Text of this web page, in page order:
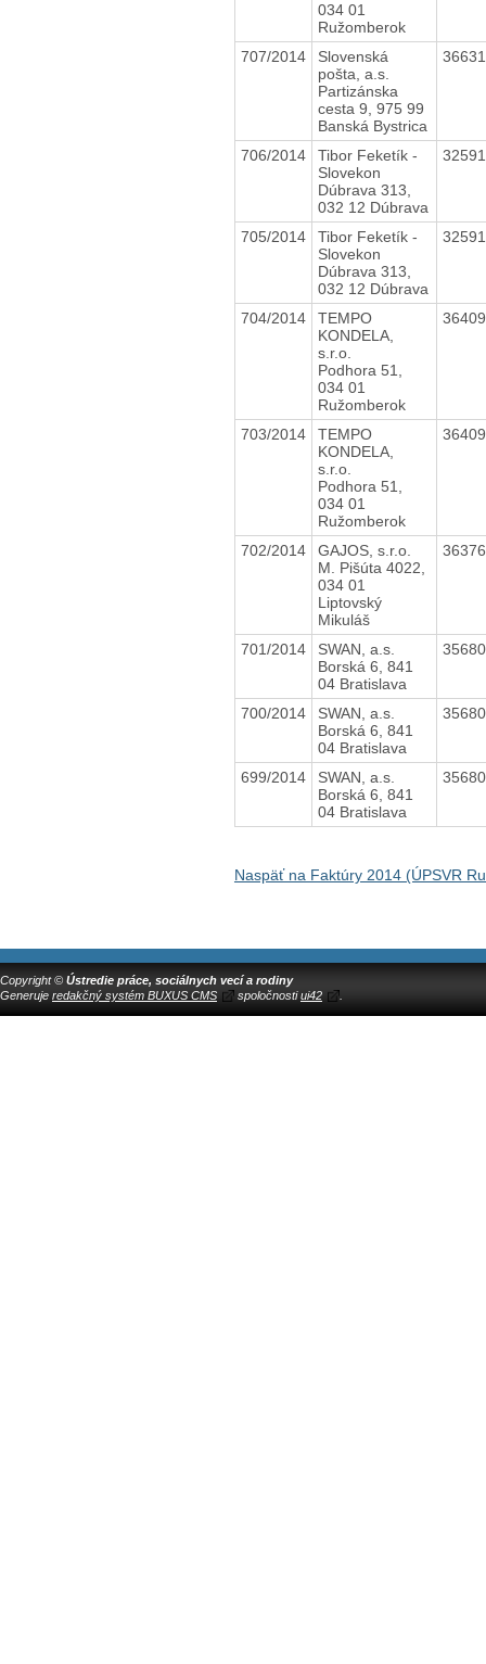
034 01
Ružomberok
707/2014
Slovenská
pošta, a.s.
Partizánska
cesta 9, 975 99
Banská Bystrica
706/2014
Tibor Feketík -
Slovekon
Dúbrava 313,
032 12 Dúbrava
705/2014
Tibor Feketík -
Slovekon
Dúbrava 313,
032 12 Dúbrava
704/2014
TEMPO
KONDELA,
s.r.o.
Podhora 51,
034 01
Ružomberok
703/2014
TEMPO
KONDELA,
s.r.o.
Podhora 51,
034 01
Ružomberok
702/2014
GAJOS, s.r.o.
M. Pišúta 4022,
034 01
Liptovský
Mikuláš
701/2014
SWAN, a.s.
Borská 6, 841
04 Bratislava
700/2014
SWAN, a.s.
Borská 6, 841
04 Bratislava
699/2014
SWAN, a.s.
Borská 6, 841
04 Bratislava
Naspäť na Faktúry 2014 (ÚPSVR
Copyright © Ústredie práce, sociálnych vecí a rodiny
Generuje redakčný systém BUXUS CMS spoločnostiui42